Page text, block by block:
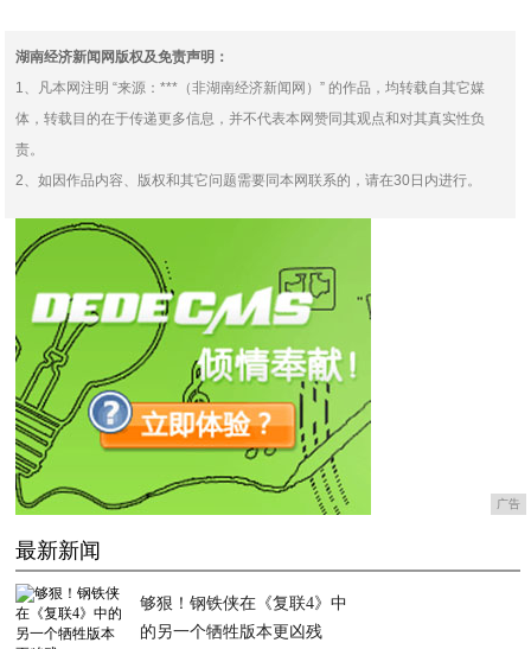
湖南经济新闻网版权及免责声明：
1、凡本网注明 “来源：***（非湖南经济新闻网）” 的作品，均转载自其它媒
体，转载目的在于传递更多信息，并不代表本网赞同其观点和对其真实性负
责。
2、如因作品内容、版权和其它问题需要同本网联系的，请在30日内进行。
广告
最新新闻
够狠！钢铁侠在《复联4》中
的另一个牺牲版本更凶残